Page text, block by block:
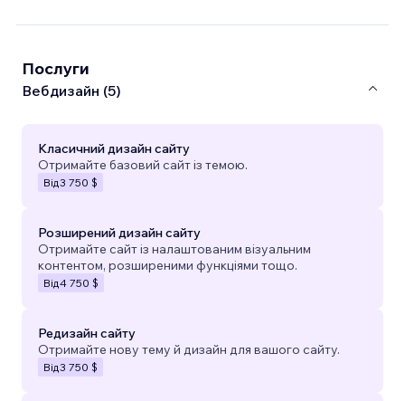
Послуги
Вебдизайн (5)
Класичний дизайн сайту
Отримайте базовий сайт із темою.
Від3 750 $
Розширений дизайн сайту
Отримайте сайт із налаштованим візуальним
контентом, розширеними функціями тощо.
Від4 750 $
Редизайн сайту
Отримайте нову тему й дизайн для вашого сайту.
Від3 750 $